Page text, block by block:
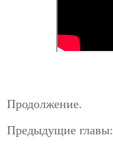
Продолжение.
Предыдущие главы: